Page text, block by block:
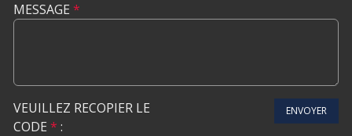
MESSAGE *
VEUILLEZ RECOPIER LE
CODE * :
ENVOYER